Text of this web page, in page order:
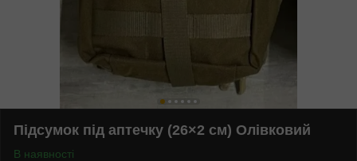
Підсумок під аптечку (26×2 см) Олівковий
В наявності